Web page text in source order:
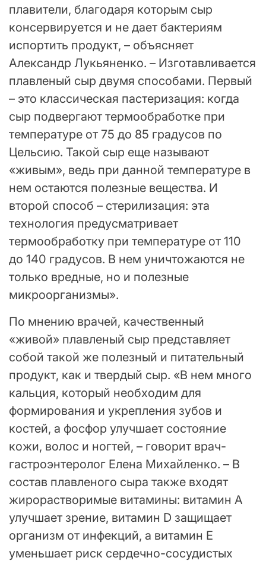
плавители, благодаря которым сыр
консервируется и не дает бактериям
испортить продукт, – объясняет
Александр Лукьяненко. – Изготавливается
плавленый сыр двумя способами. Первый
– это классическая пастеризация: когда
сыр подвергают термообработке при
температуре от 75 до 85 градусов по
Цельсию. Такой сыр еще называют
«живым», ведь при данной температуре в
нем остаются полезные вещества. И
второй способ – стерилизация: эта
технология предусматривает
термообработку при температуре от 110
до 140 градусов. В нем уничтожаются не
только вредные, но и полезные
микроорганизмы».
По мнению врачей, качественный
«живой» плавленый сыр представляет
собой такой же полезный и питательный
продукт, как и твердый сыр. «В нем много
кальция, который необходим для
формирования и укрепления зубов и
костей, а фосфор улучшает состояние
кожи, волос и ногтей, – говорит врач-
гастроэнтеролог Елена Михайленко. – В
состав плавленого сыра также входят
жирорастворимые витамины: витамин А
улучшает зрение, витамин D защищает
организм от инфекций, а витамин Е
уменьшает риск сердечно-сосудистых